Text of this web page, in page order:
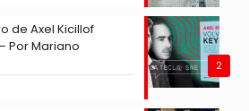
2
de Axel Kicillof
Por Mariano